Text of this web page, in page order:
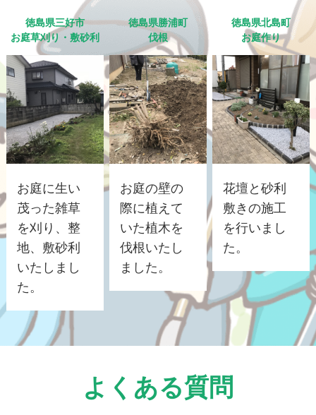
徳島県三好市
お庭草刈り・敷砂利
お庭に生い
茂った雑草
を刈り、整
地、敷砂利
いたしまし
た。
徳島県勝浦町
伐根
お庭の壁の
際に植えて
いた植木を
伐根いたし
ました。
徳島県北島町
お庭作り
花壇と砂利
敷きの施工
を行いまし
た。
よくある質問